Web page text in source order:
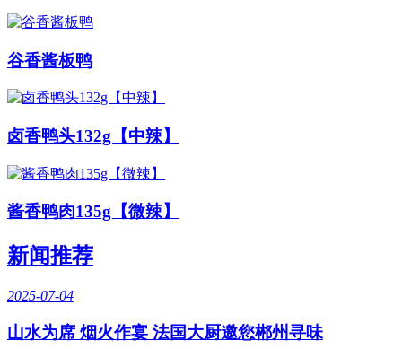
谷香酱板鸭
卤香鸭头132g【中辣】
酱香鸭肉135g【微辣】
新闻推荐
2025-07-04
山水为席 烟火作宴 法国大厨邀您郴州寻味